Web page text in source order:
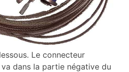
Le connecteur
dans la partie négative du